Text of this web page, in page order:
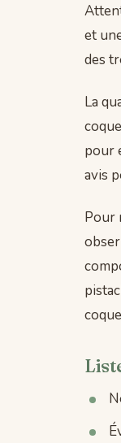
et
des
La
pour
avis
Pour